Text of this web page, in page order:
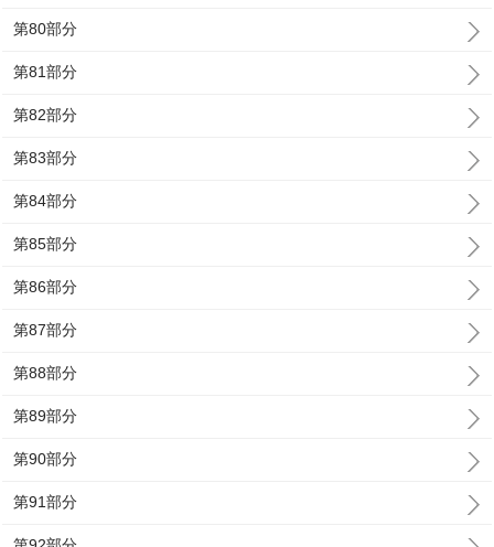
第80部分
第81部分
第82部分
第83部分
第84部分
第85部分
第86部分
第87部分
第88部分
第89部分
第90部分
第91部分